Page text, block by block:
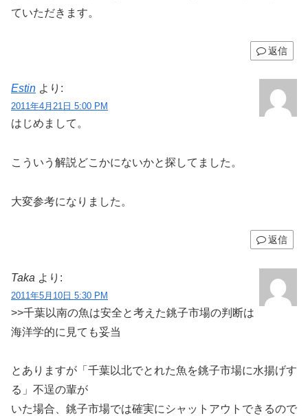
ていただきます。
返信
Estin より:
2011年4月21日 5:00 PM
はじめまして。
こういう解説どこかにないかと探してました。
大変参考になりました。
返信
Taka より:
2011年5月10日 5:30 PM
>>千葉以南の魚は安全と考えた銚子市場の判断は
海洋学的に見ても妥当
とありますが「千葉以北でとれた魚を銚子市場に水揚げす
る」不逞の輩が
いた場合、銚子市場では確実にシャットアウトできるので